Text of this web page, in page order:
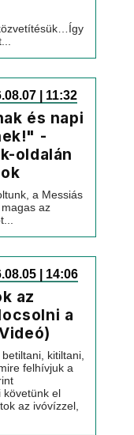
| 11:32
és napi
-
oldalán
a Messiás
az
| 14:06
az
a
kitiltani,
felhívjuk a
követünk el
az ivóvízzel,